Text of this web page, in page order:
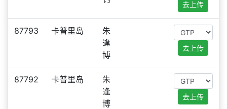
去上传
87793 卡普里岛
朱
逢
博
去上传
87792 卡普里岛
朱
逢
博
去上传